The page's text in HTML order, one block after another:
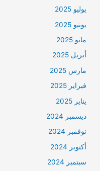
يوليو 2025
يونيو 2025
مايو 2025
أبريل 2025
مارس 2025
فبراير 2025
يناير 2025
ديسمبر 2024
نوفمبر 2024
أكتوبر 2024
سبتمبر 2024